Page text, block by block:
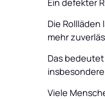
Ein defekter
Die
mehr
Das
Viele